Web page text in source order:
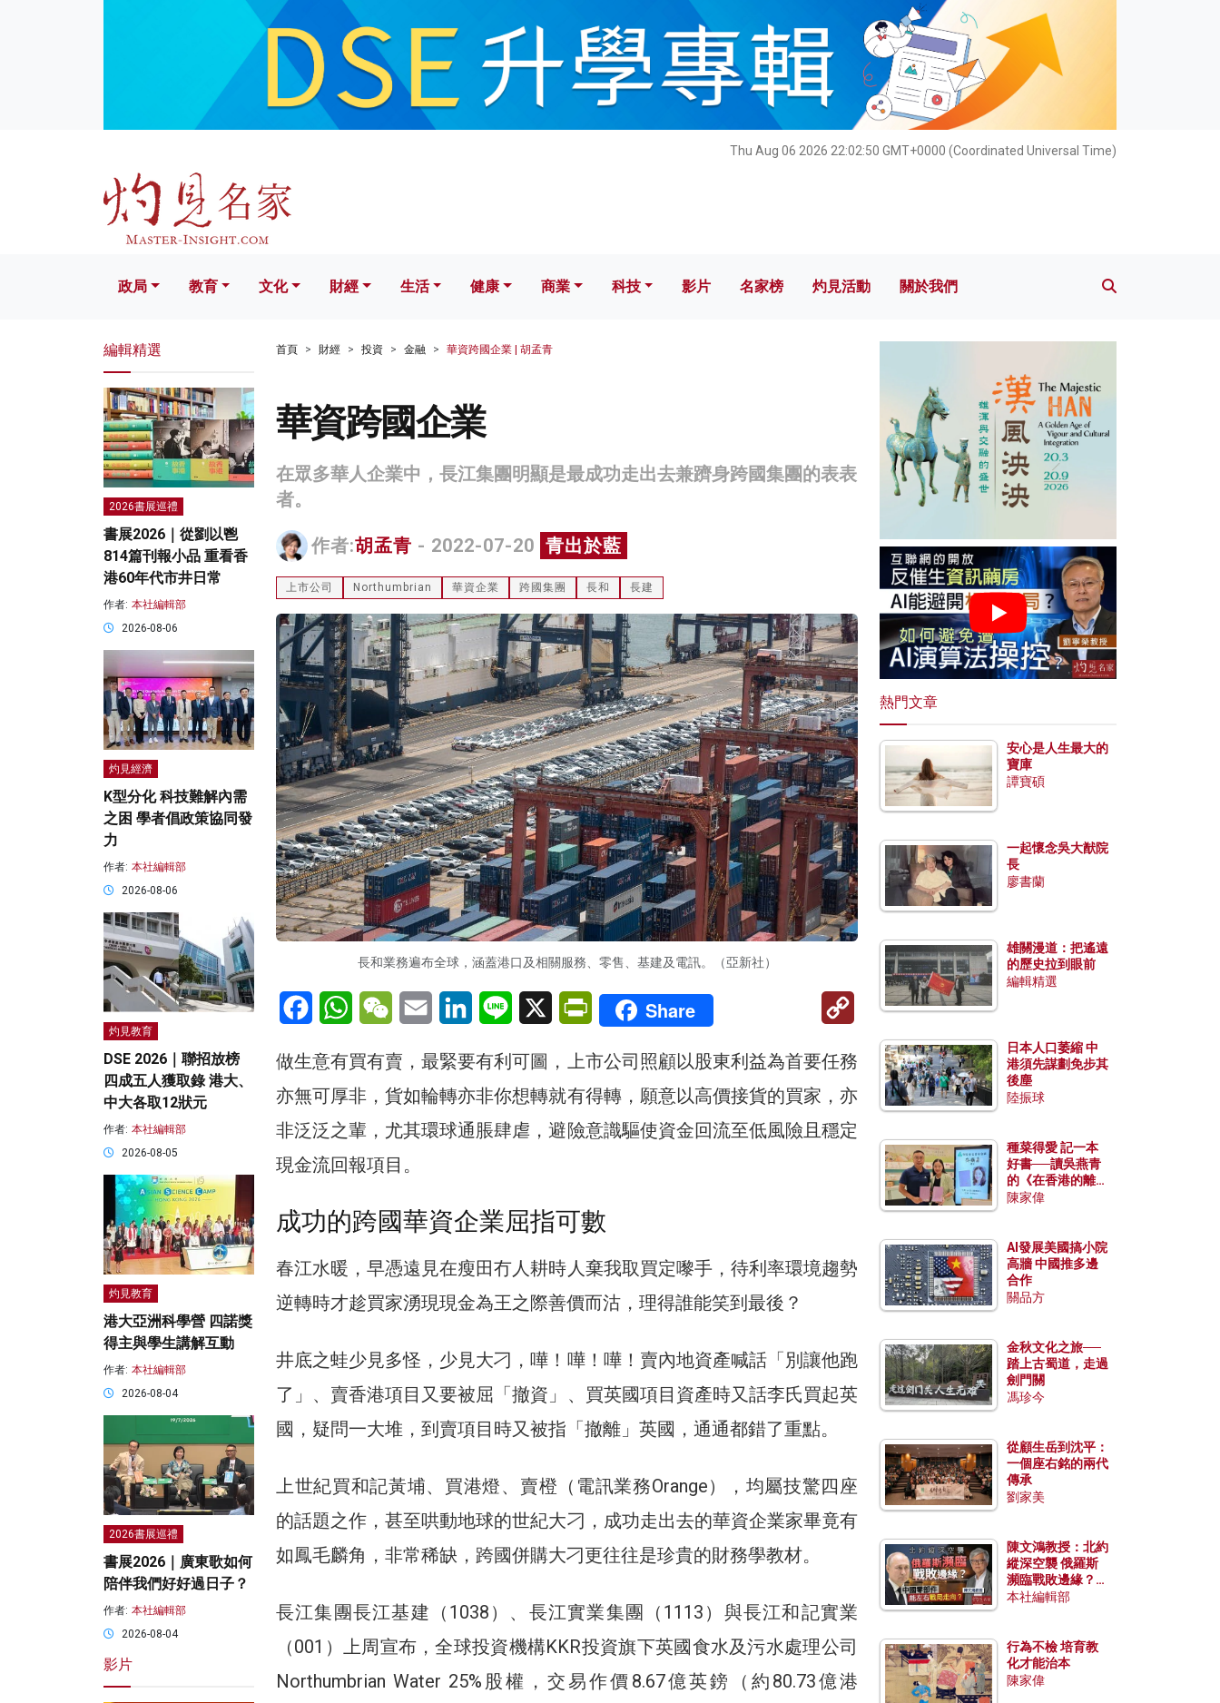
Thu Aug 06 2026 22:02:51 GMT+0000 (Coordinated Universal Time)
文化 財經 生活 健康 科技 影片 名家榜 灼見活動 關於我們
政局 教育 文化 財經 生活 健康 商業 科技 影片 名家榜 灼見活動 關於我們
首頁 財經 投資 金融 華資跨國企業 | 胡孟青
華資跨國企業
在眾多華人企業中，長江集團明顯是最成功走出去兼躋身跨國集團的表表
者。
作者:胡孟青 - 2022-07-20 青出於藍
上市公司 Northumbrian 華資企業 跨國集團 長和 長建
長和業務遍布全球，涵蓋港口及相關服務、零售、基建及電訊。（亞新社）
FacebookWhatsAppWeChatEmail LinkedInLine X PrintFriendly
Share
Copy
Link
做生意有買有賣，最緊要有利可圖，上市公司照顧以股東利益為首要任務
亦無可厚非，貨如輪轉亦非你想轉就有得轉，願意以高價接貨的買家，亦
非泛泛之輩，尤其環球通脹肆虐，避險意識驅使資金回流至低風險且穩定
現金流回報項目。
成功的跨國華資企業屈指可數
春江水暖，早憑遠見在瘦田冇人耕時人棄我取買定嚟手，待利率環境趨勢
逆轉時才趁買家湧現現金為王之際善價而沽，理得誰能笑到最後？
井底之蛙少見多怪，少見大刁，嘩！嘩！嘩！賣內地資產喊話「別讓他跑
了」、賣香港項目又要被屈「撤資」、買英國項目資產時又話李氏買起英
國，疑問一大堆，到賣項目時又被指「撤離」英國，通通都錯了重點。
上世紀買和記黃埔、買港燈、賣橙（電訊業務Orange），均屬技驚四座
的話題之作，甚至哄動地球的世紀大刁，成功走出去的華資企業家畢竟有
如鳳毛麟角，非常稀缺，跨國併購大刁更往往是珍貴的財務學教材。
長江集團長江基建（1038）、長江實業集團（1113）與長江和記實業
（001）上周宣布，全球投資機構KKR投資旗下英國食水及污水處理公司
Northumbrian Water 25%股權，交易作價8.67億英鎊（約80.73億港
編輯精選
2026書展巡禮
書展2026｜從劉以鬯
814篇刊報小品 重看香
港60年代市井日常
作者: 本社編輯部
2026-08-06
灼見經濟
K型分化 科技難解內需
之困 學者倡政策協同發
力
作者: 本社編輯部
2026-08-06
灼見教育
DSE 2026｜聯招放榜
四成五人獲取錄 港大、
中大各取12狀元
作者: 本社編輯部
2026-08-05
灼見教育
港大亞洲科學營 四諾獎
得主與學生講解互動
作者: 本社編輯部
2026-08-04
2026書展巡禮
書展2026｜廣東歌如何
陪伴我們好好過日子？
作者: 本社編輯部
2026-08-04
影片
熱門文章
安心是人生最大的
寶庫
譚寶碩
一起懷念吳大猷院
長
廖書蘭
雄關漫道：把遙遠
的歷史拉到眼前
編輯精選
日本人口萎縮 中
港須先謀劃免步其
後塵
陸振球
種菜得愛 記一本
好書──讀吳燕青
的《在香港的離島
種菜》
陳家偉
AI發展美國搞小院
高牆 中國推多邊
合作
關品方
金秋文化之旅──
踏上古蜀道，走過
劍門關
馮珍今
從顧生岳到沈平：
一個座右銘的兩代
傳承
劉家美
陳文鴻教授：北約
縱深空襲 俄羅斯
瀕臨戰敗邊緣？中
國零部件能左右戰
本社編輯部
行為不檢 培育教
化才能治本
陳家偉